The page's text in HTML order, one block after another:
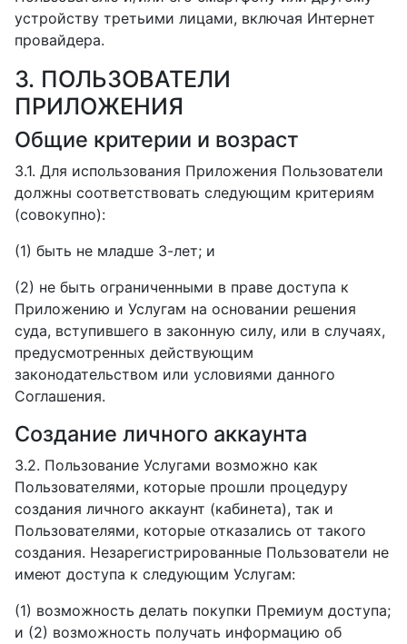
устройству третьими лицами, включая Интернет
провайдера.
3. ПОЛЬЗОВАТЕЛИ
ПРИЛОЖЕНИЯ
Общие критерии и возраст
3.1. Для использования Приложения Пользователи
должны соответствовать следующим критериям
(совокупно):
(1) быть не младше 3-лет; и
(2) не быть ограниченными в праве доступа к
Приложению и Услугам на основании решения
суда, вступившего в законную силу, или в случаях,
предусмотренных действующим
законодательством или условиями данного
Соглашения.
Создание личного аккаунта
3.2. Пользование Услугами возможно как
Пользователями, которые прошли процедуру
создания личного аккаунт (кабинета), так и
Пользователями, которые отказались от такого
создания. Незарегистрированные Пользователи не
имеют доступа к следующим Услугам:
(1) возможность делать покупки Премиум доступа;
и (2) возможность получать информацию об